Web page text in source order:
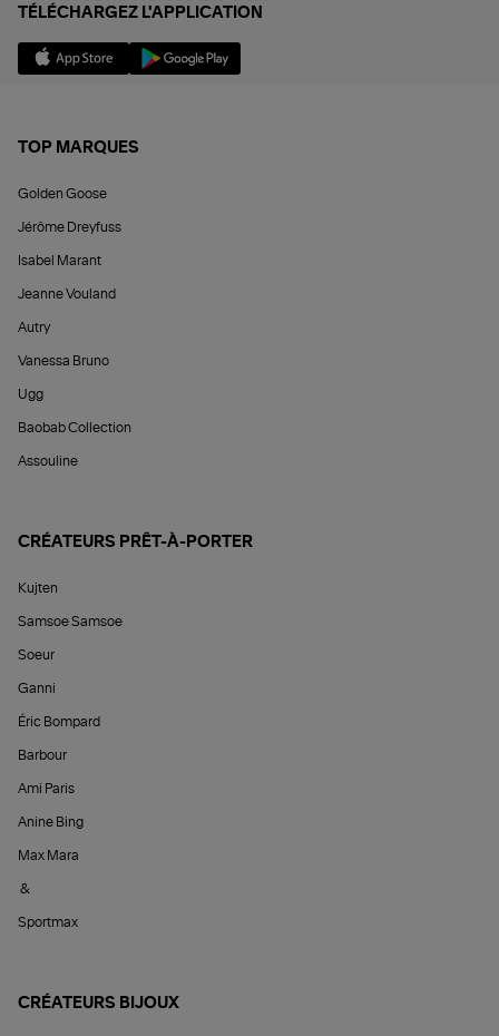
TÉLÉCHARGEZ L'APPLICATION
TOP MARQUES
Golden Goose
Jérôme Dreyfuss
Isabel Marant
Jeanne Vouland
Autry
Vanessa Bruno
Ugg
Baobab Collection
Assouline
CRÉATEURS PRÊT-À-PORTER
Kujten
Samsoe Samsoe
Soeur
Ganni
Éric Bompard
Barbour
Ami Paris
Anine Bing
Max Mara
&
Sportmax
CRÉATEURS BIJOUX